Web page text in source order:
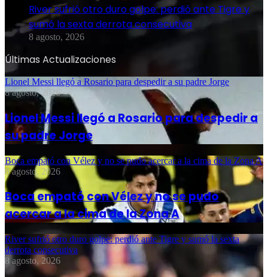
River sufrió otro duro golpe: perdió ante Tigre y
sumó la sexta derrota consecutiva
8 agosto, 2026
Últimas Actualizaciones
Lionel Messi llegó a Rosario para despedir a su padre Jorge
8 agosto, 2026
Lionel Messi llegó a Rosario para despedir a
su padre Jorge
Boca empató con Vélez y no se pudo acercar a la cima de la Zona A
8 agosto, 2026
Boca empató con Vélez y no se pudo
acercar a la cima de la Zona A
River sufrió otro duro golpe: perdió ante Tigre y sumó la sexta
derrota consecutiva
8 agosto, 2026